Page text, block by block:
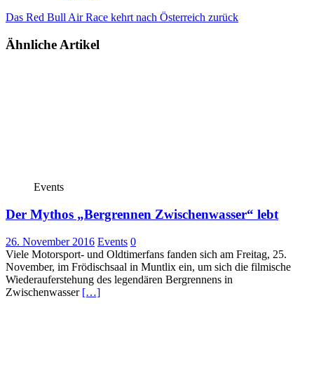
Das Red Bull Air Race kehrt nach Österreich zurück
Ähnliche Artikel
Events
Der Mythos „Bergrennen Zwischenwasser“ lebt
26. November 2016 Events 0
Viele Motorsport- und Oldtimerfans fanden sich am Freitag, 25.
November, im Frödischsaal in Muntlix ein, um sich die filmische
Wiederauferstehung des legendären Bergrennens in
Zwischenwasser […]